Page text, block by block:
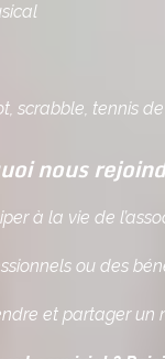
scrabble, tennis
nous
à la vie de
ou des
et partager un